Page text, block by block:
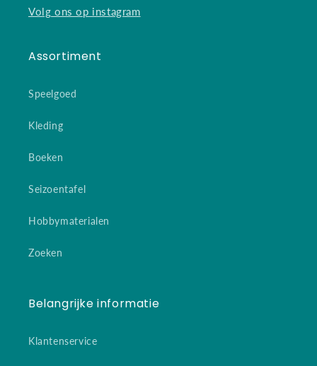
Volg ons op instagram
Assortiment
Speelgoed
Kleding
Boeken
Seizoentafel
Hobbymaterialen
Zoeken
Belangrijke informatie
Klantenservice